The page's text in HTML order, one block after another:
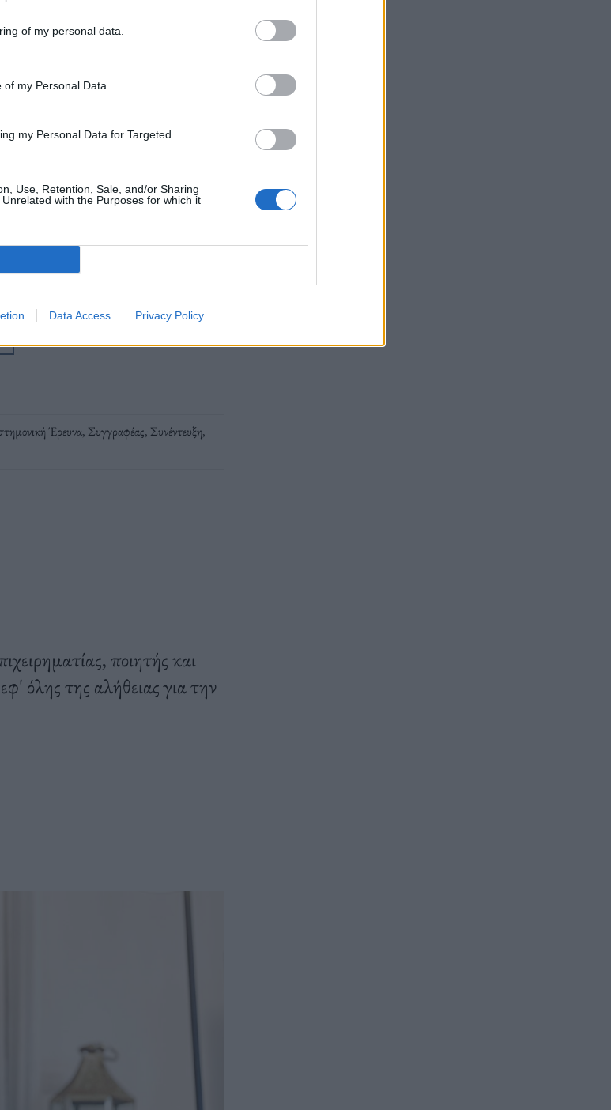
of my personal data.
my Personal Data.
my Personal Data for Targeted
Use, Retention, Sale, and/or Sharing
with the Purposes for which it
Data Access Privacy Policy
Δημήτρη Ξυγαλατά
ανθρώπινη εμπειρία.
Έρευνα, Συγγραφέας, Συνέντευξη,
ποιητής και
όλης της αλήθειας για την